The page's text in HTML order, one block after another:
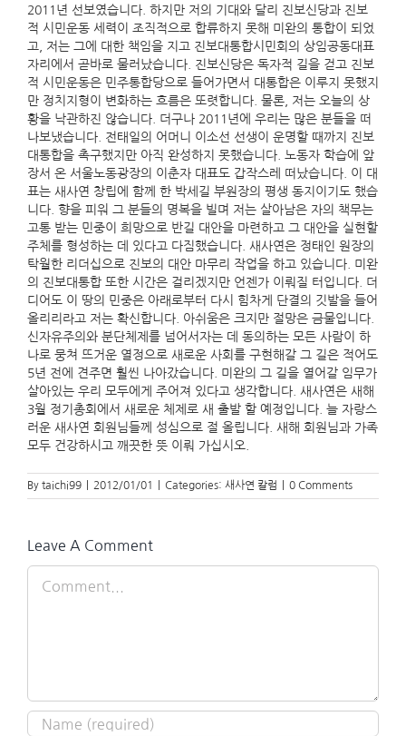
2011년 선보였습니다. 하지만 저의 기대와 달리 진보신당과 진보
적 시민운동 세력이 조직적으로 합류하지 못해 미완의 통합이 되었
고, 저는 그에 대한 책임을 지고 진보대통합시민회의 상임공동대표
자리에서 곧바로 물러났습니다. 진보신당은 독자적 길을 걷고 진보
적 시민운동은 민주통합당으로 들어가면서 대통합은 이루지 못했지
만 정치지형이 변화하는 흐름은 또렷합니다. 물론, 저는 오늘의 상
황을 낙관하진 않습니다. 더구나 2011년에 우리는 많은 분들을 떠
나보냈습니다. 전태일의 어머니 이소선 선생이 운명할 때까지 진보
대통합을 촉구했지만 아직 완성하지 못했습니다. 노동자 학습에 앞
장서 온 서울노동광장의 이춘자 대표도 갑작스레 떠났습니다. 이 대
표는 새사연 창립에 함께 한 박세길 부원장의 평생 동지이기도 했습
니다. 향을 피워 그 분들의 명복을 빌며 저는 살아남은 자의 책무는
고통 받는 민중이 희망으로 반길 대안을 마련하고 그 대안을 실현할
주체를 형성하는 데 있다고 다짐했습니다. 새사연은 정태인 원장의
탁월한 리더십으로 진보의 대안 마무리 작업을 하고 있습니다. 미완
의 진보대통합 또한 시간은 걸리겠지만 언젠가 이뤄질 터입니다. 더
디어도 이 땅의 민중은 아래로부터 다시 힘차게 단결의 깃발을 들어
올리리라고 저는 확신합니다. 아쉬움은 크지만 절망은 금물입니다.
신자유주의와 분단체제를 넘어서자는 데 동의하는 모든 사람이 하
나로 뭉쳐 뜨거운 열정으로 새로운 사회를 구현해갈 그 길은 적어도
5년 전에 견주면 훨씬 나아갔습니다. 미완의 그 길을 열어갈 임무가
살아있는 우리 모두에게 주어져 있다고 생각합니다. 새사연은 새해
3월 정기총회에서 새로운 체제로 새 출발 할 예정입니다. 늘 자랑스
러운 새사연 회원님들께 성심으로 절 올립니다. 새해 회원님과 가족
모두 건강하시고 깨끗한 뜻 이뤄 가십시오.
By taichi99 2012/01/01 Categories: 새사연 칼럼 0 Comments
Leave A Comment